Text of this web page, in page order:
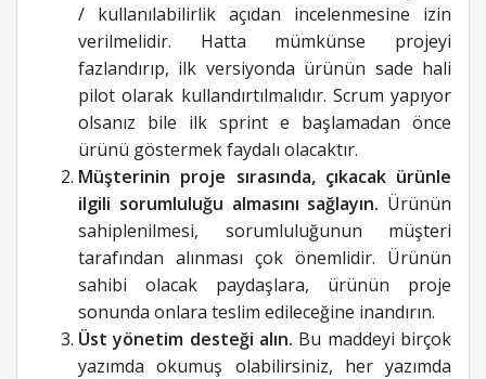
/ kullanılabilirlik açıdan incelenmesine izin
verilmelidir. Hatta mümkünse projeyi
fazlandırıp, ilk versiyonda ürünün sade hali
pilot olarak kullandırtılmalıdır. Scrum yapıyor
olsanız bile ilk sprint e başlamadan önce
ürünü göstermek faydalı olacaktır.
Müşterinin proje sırasında, çıkacak ürünle
ilgili sorumluluğu almasını sağlayın. Ürünün
sahiplenilmesi, sorumluluğunun müşteri
tarafından alınması çok önemlidir. Ürünün
sahibi olacak paydaşlara, ürünün proje
sonunda onlara teslim edileceğine inandırın.
Üst yönetim desteği alın. Bu maddeyi birçok
yazımda okumuş olabilirsiniz, her yazımda